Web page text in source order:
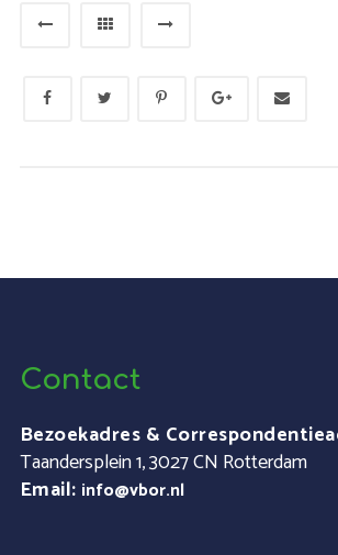
Contact
Bezoekadres &
Taandersplein 1, 3027 CN Rotterdam
Email: info@vbor.nl